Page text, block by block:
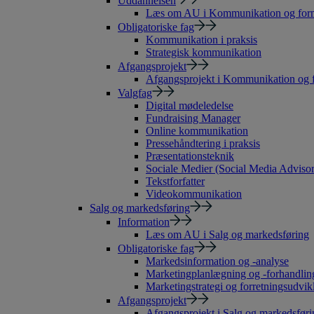
Læs om AU i Kommunikation og
Obligatoriske fag
Kommunikation i praksis
Strategisk kommunikation
Afgangsprojekt
Afgangsprojekt i Kommunikation og
Valgfag
Digital mødeledelse
Fundraising Manager
Online kommunikation
Pressehåndtering i praksis
Præsentationsteknik
Sociale Medier (Social Media
Tekstforfatter
Videokommunikation
Salg og markedsføring
Information
Læs om AU i Salg og markedsføring
Obligatoriske fag
Markedsinformation og -analyse
Marketingplanlægning og -
Marketingstrategi og
Afgangsprojekt